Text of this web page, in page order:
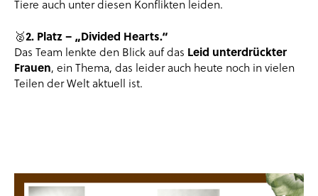
Tiere auch unter diesen Konflikten leiden.
🥈2. Platz – „Divided Hearts.“
Das Team lenkte den Blick auf das Leid unterdrückter
Frauen, ein Thema, das leider auch heute noch in vielen
Teilen der Welt aktuell ist.